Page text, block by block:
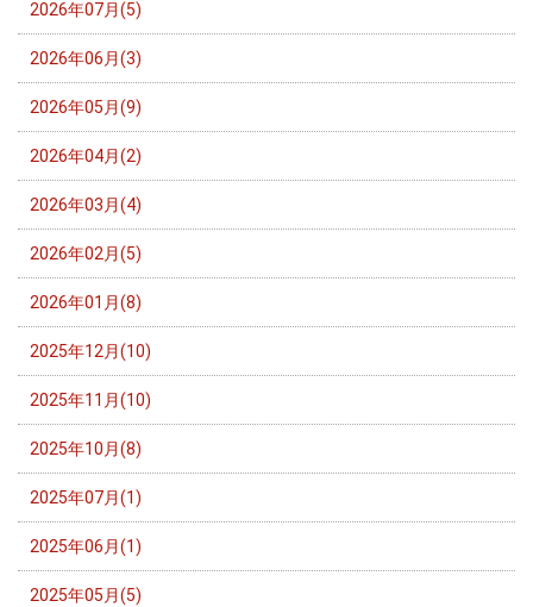
2026年07月(5)
2026年06月(3)
2026年05月(9)
2026年04月(2)
2026年03月(4)
2026年02月(5)
2026年01月(8)
2025年12月(10)
2025年11月(10)
2025年10月(8)
2025年07月(1)
2025年06月(1)
2025年05月(5)